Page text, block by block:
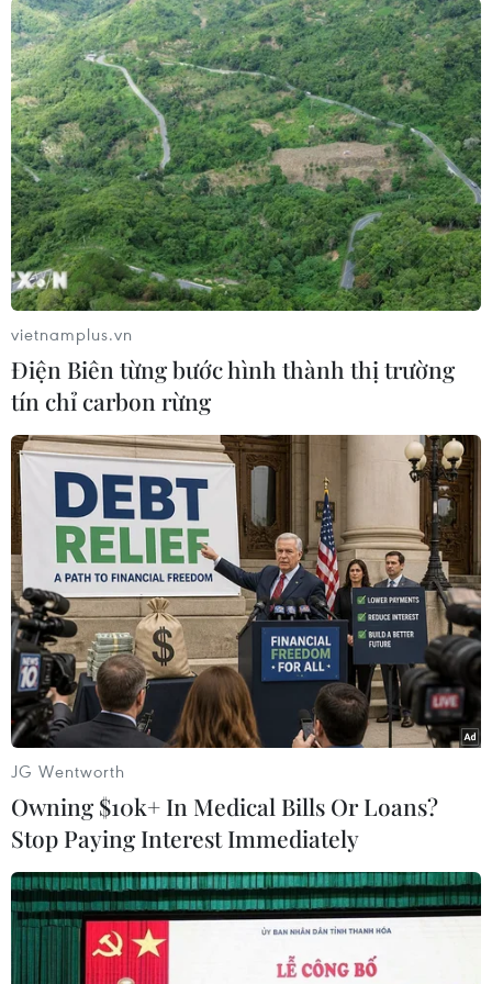
động.
Dự kiến nhu cầu tuyển dụng trong tháng 3
khoảng 23.000 chỗ làm việc, tập trung nhiều
trong các nhóm ngành nghề như dệt may-giày
da, chế biến thực phẩm, nhựa-bao bì, xây dựng,
công nghệ thông tin, cơ khí, kinh doanh-bán
hàng./.
(TTXVN/Vietnam+)
#Thành phố Hồ Chí Minh
#Doanh nghiệp
#Khu chế xuất
#Khu công nghiệp
#Phúc lợi
#Thị trường lao động
#Người lao động
#Tết Ất Mùi
Theo dõi VietnamPlus
vietnamplus.vn
Điện Biên từng bước hình thành thị trường
tín chỉ carbon rừng
JG Wentworth
Owning $10k+ In Medical Bills Or Loans?
Stop Paying Interest Immediately